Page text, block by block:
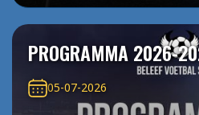
PROGRAMMA 2026-
05-07-2026